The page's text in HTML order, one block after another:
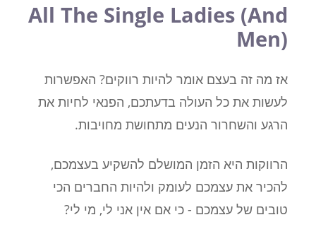
All The Single Ladies (And
Men)
אז מה זה בעצם אומר להיות רווקים? האפשרות
לעשות את כל העולה בדעתכם, הפנאי לחיות את
הרגע והשחרור הנעים מתחושת מחויבות.
הרווקות היא הזמן המושלם להשקיע בעצמכם,
להכיר את עצמכם לעומק ולהיות החברים הכי
טובים של עצמכם - כי אם אין אני לי, מי לי?